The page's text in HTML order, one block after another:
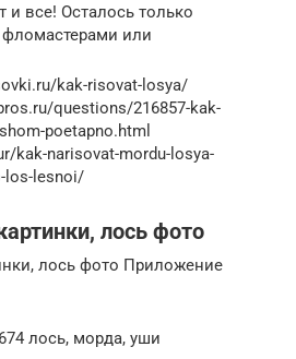
и все! Осталось только
фломастерами или
kak-risovat-losya/
questions/216857-kak-
poetapno.html
kak-narisovat-mordu-losya-
los-lesnoi/
лось фото
лось фото Приложение
лось, морда, уши